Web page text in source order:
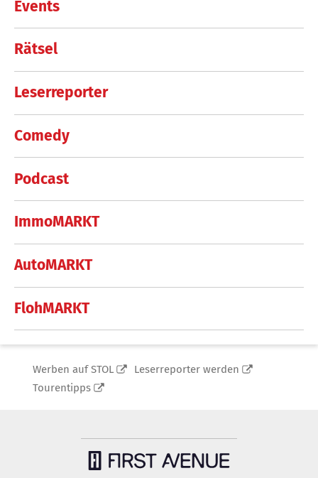
Events
Rätsel
Leserreporter
Comedy
Podcast
ImmoMARKT
AutoMARKT
FlohMARKT
Werben auf STOL
Leserreporter werden
Tourentipps